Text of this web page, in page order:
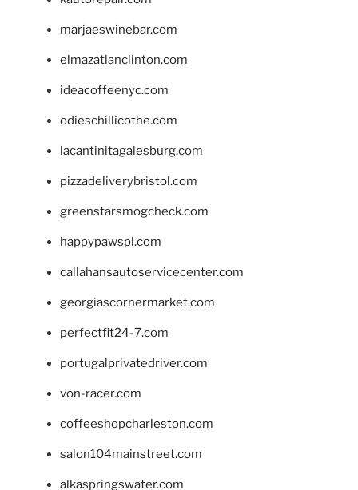
marjaeswinebar.com
elmazatlanclinton.com
ideacoffeenyc.com
odieschillicothe.com
lacantinitagalesburg.com
pizzadeliverybristol.com
greenstarsmogcheck.com
happypawspl.com
callahansautoservicecenter.com
georgiascornermarket.com
perfectfit24-7.com
portugalprivatedriver.com
von-racer.com
coffeeshopcharleston.com
salon104mainstreet.com
alkaspringswater.com